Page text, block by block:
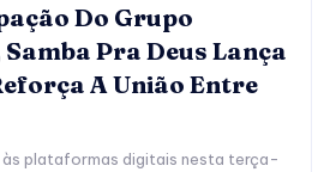
Do Grupo
Pra Deus Lança
A União Entre
plataformas digitais nesta terça-